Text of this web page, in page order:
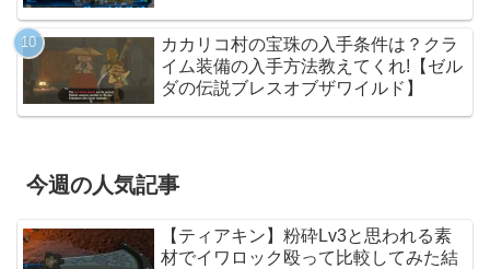
カカリコ村の宝珠の入手条件は？クラ
イム装備の入手方法教えてくれ!【ゼル
ダの伝説ブレスオブザワイルド】
今週の人気記事
【ティアキン】粉砕Lv3と思われる素
材でイワロック殴って比較してみた結